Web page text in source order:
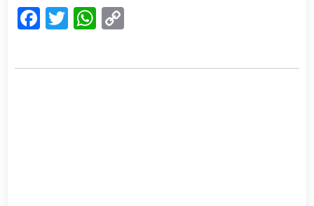
Facebook
TwitterWhatsApp